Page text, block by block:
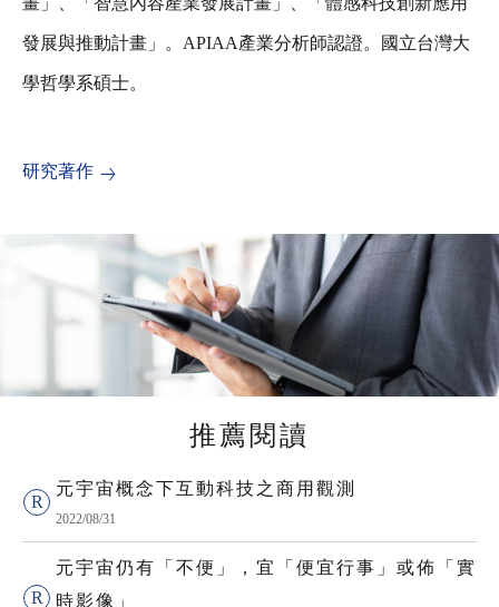
發展與推動計畫」。APIAA產業分析師認證。國立台灣大
學哲學系碩士。
研究著作
推薦閱讀
元宇宙概念下互動科技之商用觀測
2022/08/31
元宇宙仍有「不便」，宜「便宜行事」或佈「實
時影像」